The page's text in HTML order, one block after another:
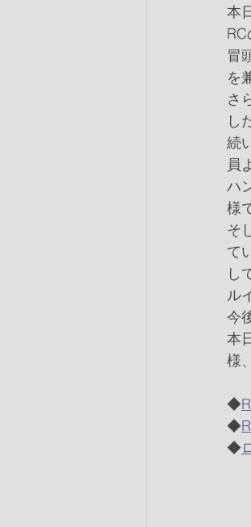
本
RC
冒
を
さ
し
続
員
ハ
様
そ
て
し
ル
今
本
様
◆
◆
◆